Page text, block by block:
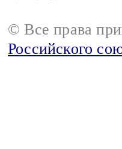
© Все права
Российского